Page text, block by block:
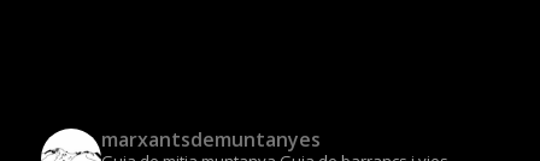
marxantsdemuntanyes